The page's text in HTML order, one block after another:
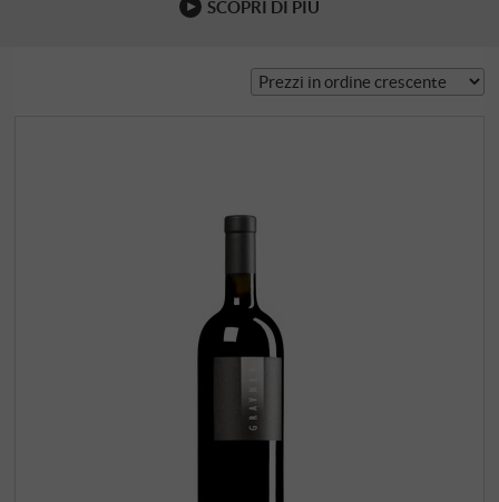
SCOPRI DI PIÙ